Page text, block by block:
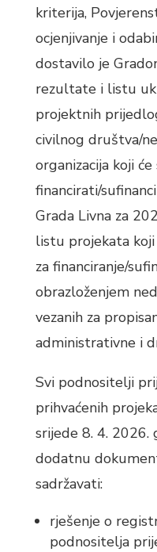
kriterija,
ocjenjivanje i
dostavilo je
rezultate i listu
projektnih
civilnog društva/
organizacija koji će
financirati/
Grada Livna za
listu projekata
za financiranje/
obrazloženjem
vezanih za
administrativne i
Svi podnositelji
prihvaćenih
srijede 8. 4.
dodatnu
sadržavati:
rješenje o
podnositelja